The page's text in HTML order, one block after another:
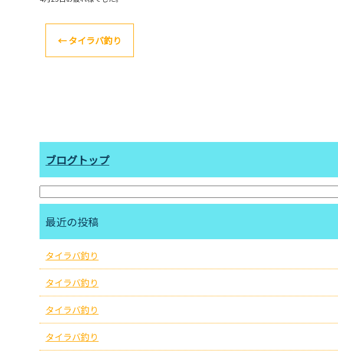
←タイラバ釣り
ブログトップ
最近の投稿
タイラバ釣り
タイラバ釣り
タイラバ釣り
タイラバ釣り